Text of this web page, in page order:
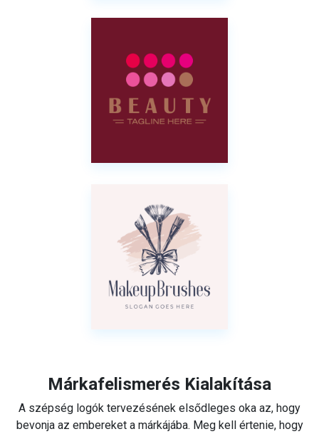
Márkafelismerés Kialakítása
A szépség logók tervezésének elsődleges oka az, hogy
bevonja az embereket a márkájába. Meg kell értenie, hogy